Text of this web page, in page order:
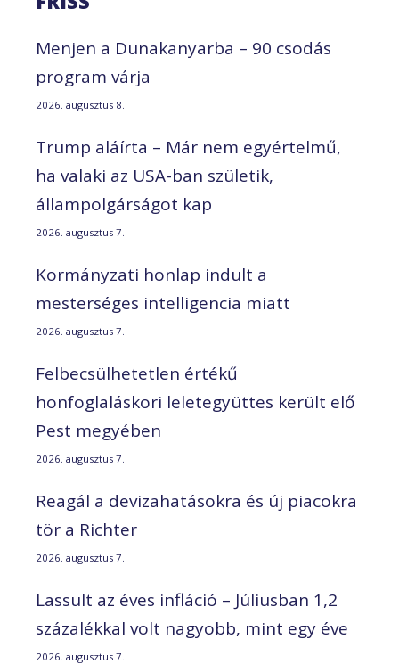
Menjen a Dunakanyarba – 90 csodás
program várja
2026. augusztus 8.
Trump aláírta – Már nem egyértelmű,
ha valaki az USA-ban születik,
állampolgárságot kap
2026. augusztus 7.
Kormányzati honlap indult a
mesterséges intelligencia miatt
2026. augusztus 7.
Felbecsülhetetlen értékű
honfoglaláskori leletegyüttes került elő
Pest megyében
2026. augusztus 7.
Reagál a devizahatásokra és új piacokra
tör a Richter
2026. augusztus 7.
Lassult az éves infláció – Júliusban 1,2
százalékkal volt nagyobb, mint egy éve
2026. augusztus 7.